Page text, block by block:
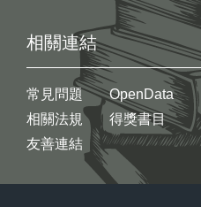
相關連結
常見問題
相關法規
友善連結
OpenData
得獎書目